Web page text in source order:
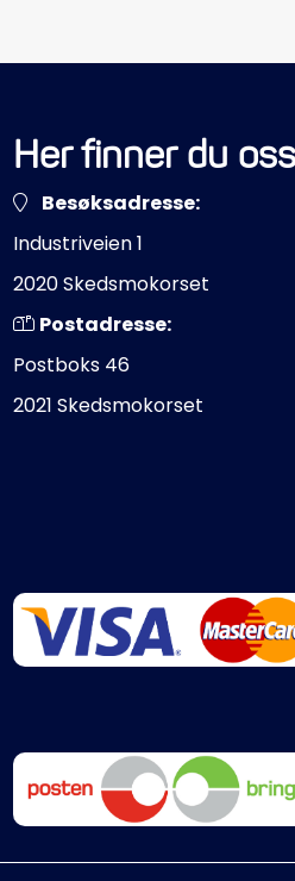
Her finner du oss
Besøksadresse:
Industriveien 1
2020 Skedsmokorset
Postadresse:
Postboks 46
2021 Skedsmokorset